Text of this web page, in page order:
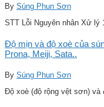
By Súng Phun Sơn
STT Lỗi Nguyên nhân Xử lý
Độ mịn và độ xoè của
Prona, Meiji, Sata..
By Súng Phun Sơn
Độ xoè (độ rộng vệt sơn) và